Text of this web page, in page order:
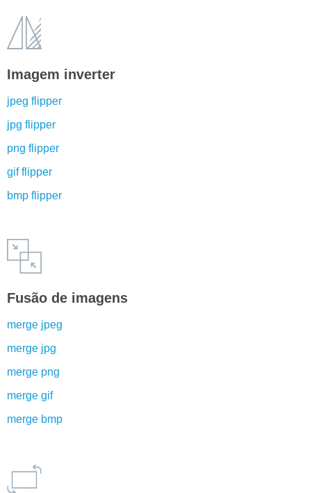
Imagem inverter
jpeg flipper
jpg flipper
png flipper
gif flipper
bmp flipper
Fusão de imagens
merge jpeg
merge jpg
merge png
merge gif
merge bmp